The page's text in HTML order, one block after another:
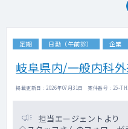
定期 日勤（午前診） 企業
岐阜県内/一般内科
掲載更新日 : 2026年07月31日 案件番号 : 25-
担当エージェントより